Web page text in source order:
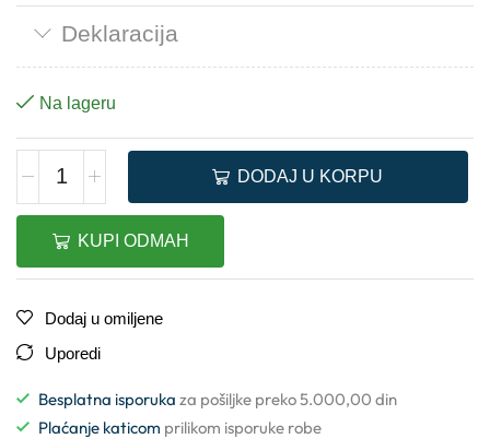
Deklaracija
Na lageru
DODAJ U KORPU
KUPI ODMAH
Dodaj u omiljene
Uporedi
Besplatna isporuka za pošiljke preko 5.000,00 din
Plaćanje katicom prilikom isporuke robe